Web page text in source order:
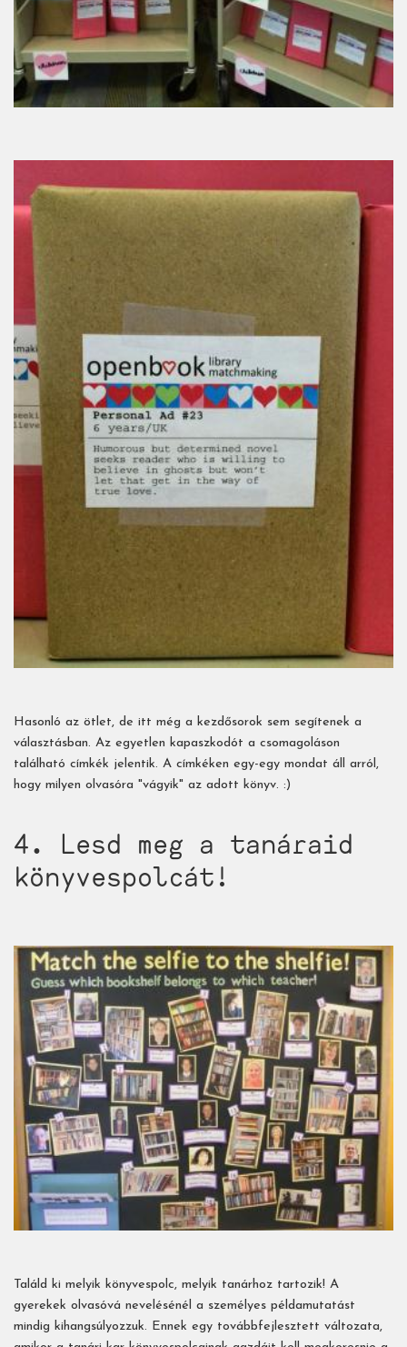
Hasonló az ötlet, de itt még a kezdősorok sem segítenek a
választásban. Az egyetlen kapaszkodót a csomagoláson
található címkék jelentik. A címkéken egy-egy mondat áll arról,
hogy milyen olvasóra "vágyik" az adott könyv. :)
4. Lesd meg a tanáraid
könyvespolcát!
Találd ki melyik könyvespolc, melyik tanárhoz tartozik! A
gyerekek olvasóvá nevelésénél a személyes példamutatást
mindig kihangsúlyozzuk. Ennek egy továbbfejlesztett változata,